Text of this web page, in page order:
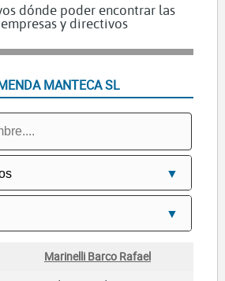
dónde poder encontrar las
y directivos
MANTECA SL
Marinelli Barco Rafael